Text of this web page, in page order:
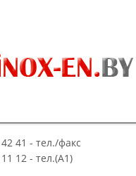
41 - тел./факс
12 - тел.(A1)